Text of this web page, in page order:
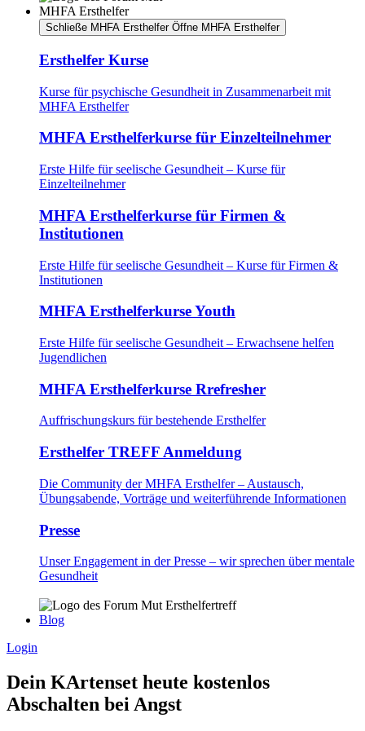
MHFA Ersthelfer
Schließe MHFA Ersthelfer Öffne MHFA Ersthelfer
Ersthelfer Kurse
Kurse für psychische Gesundheit in Zusammenarbeit mit
MHFA Ersthelfer
MHFA Ersthelferkurse für Einzelteilnehmer
Erste Hilfe für seelische Gesundheit – Kurse für
Einzelteilnehmer
MHFA Ersthelferkurse für Firmen &
Institutionen
Erste Hilfe für seelische Gesundheit – Kurse für Firmen &
Institutionen
MHFA Ersthelferkurse Youth
Erste Hilfe für seelische Gesundheit – Erwachsene helfen
Jugendlichen
MHFA Ersthelferkurse Rrefresher
Auffrischungskurs für bestehende Ersthelfer
Ersthelfer TREFF Anmeldung
Die Community der MHFA Ersthelfer – Austausch,
Übungsabende, Vorträge und weiterführende Informationen
Presse
Unser Engagement in der Presse – wir sprechen über mentale
Gesundheit
Blog
Login
Dein KArtenset heute kostenlos
Abschalten bei Angst